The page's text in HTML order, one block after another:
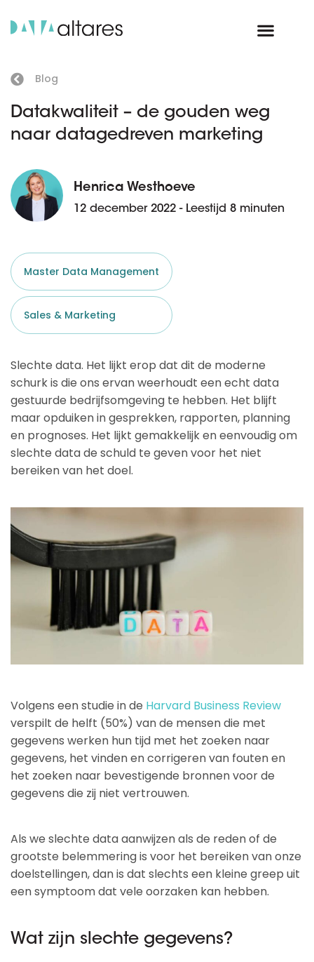
Blog
Datakwaliteit – de gouden weg
naar datagedreven marketing
Henrica Westhoeve
12 december 2022 - Leestijd 8 minuten
Master Data Management
Sales & Marketing
Slechte data. Het lijkt erop dat dit de moderne
schurk is die ons ervan weerhoudt een echt data
gestuurde bedrijfsomgeving te hebben. Het blijft
maar opduiken in gesprekken, rapporten, planning
en prognoses. Het lijkt gemakkelijk en eenvoudig om
slechte data de schuld te geven voor het niet
bereiken van het doel.
Volgens een studie in de Harvard Business Review
verspilt de helft (50%) van de mensen die met
gegevens werken hun tijd met het zoeken naar
gegevens, het vinden en corrigeren van fouten en
het zoeken naar bevestigende bronnen voor de
gegevens die zij niet vertrouwen.
Als we slechte data aanwijzen als de reden of de
grootste belemmering is voor het bereiken van onze
doelstellingen, dan is dat slechts een kleine greep uit
een symptoom dat vele oorzaken kan hebben.
Wat zijn slechte gegevens?